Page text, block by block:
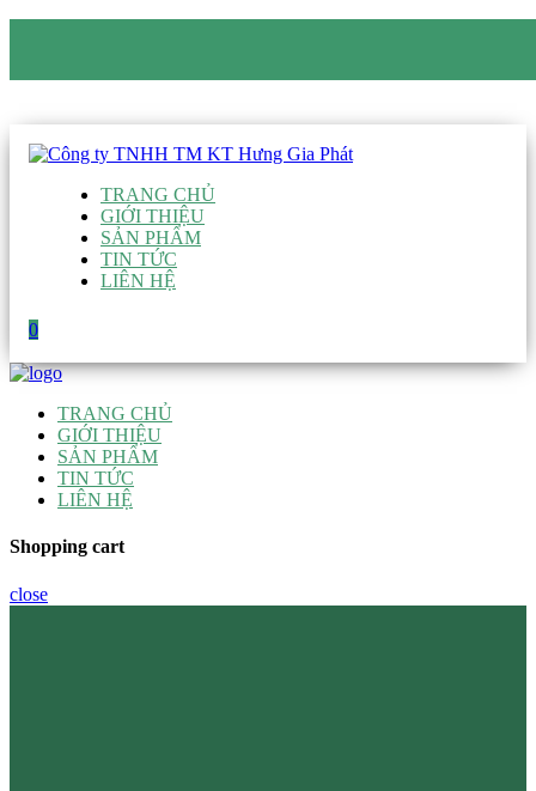
TRANG CHỦ
GIỚI THIỆU
SẢN PHẨM
TIN TỨC
LIÊN HỆ
0
TRANG CHỦ
GIỚI THIỆU
SẢN PHẨM
TIN TỨC
LIÊN HỆ
Shopping cart
close